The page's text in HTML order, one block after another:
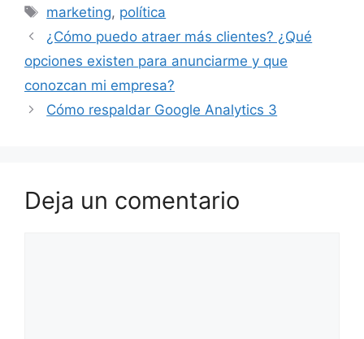
Etiquetas
marketing, política
¿Cómo puedo atraer más clientes? ¿Qué
opciones existen para anunciarme y que
conozcan mi empresa?
Cómo respaldar Google Analytics 3
Deja un comentario